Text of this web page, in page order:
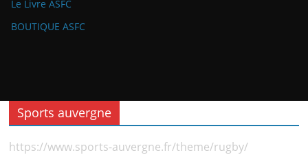
Le Livre ASFC
BOUTIQUE ASFC
Sports auvergne
https://www.sports-auvergne.fr/theme/rugby/